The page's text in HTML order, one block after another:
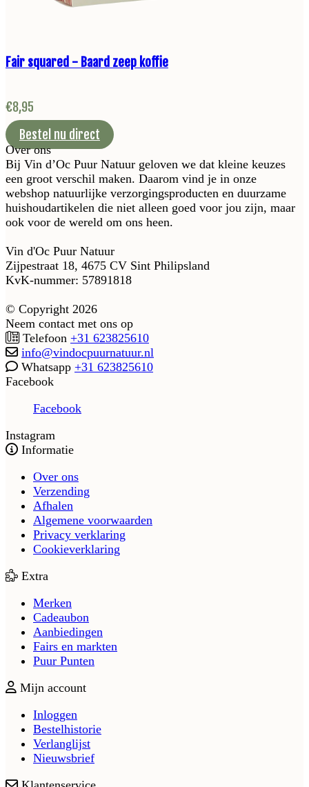
Fair squared - Baard zeep koffie
€8,95
Bestel nu direct
Over ons
Bij Vin d’Oc Puur Natuur geloven we dat kleine keuzes
een groot verschil maken. Daarom vind je in onze
webshop natuurlijke verzorgingsproducten en duurzame
huishoudartikelen die niet alleen goed voor jou zijn, maar
ook voor de wereld om ons heen.
Vin d'Oc Puur Natuur
Zijpestraat 18, 4675 CV Sint Philipsland
KvK-nummer: 57891818
© Copyright 2026
Neem contact met ons op
Telefoon +31 623825610
info@vindocpuurnatuur.nl
Whatsapp +31 623825610
Facebook
Facebook
Instagram
Informatie
Over ons
Verzending
Afhalen
Algemene voorwaarden
Privacy verklaring
Cookieverklaring
Extra
Merken
Cadeaubon
Aanbiedingen
Fairs en markten
Puur Punten
Mijn account
Inloggen
Bestelhistorie
Verlanglijst
Nieuwsbrief